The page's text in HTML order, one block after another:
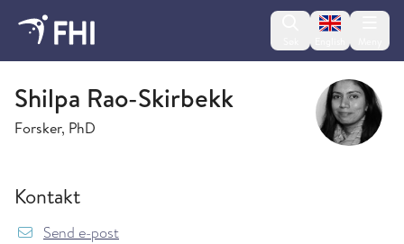
Change
Luftkvalitet og støy
Shilpa Rao-Skirbekk
Forsker, PhD
Kontakt
Send e-post{model.translations.sendEmailTo}